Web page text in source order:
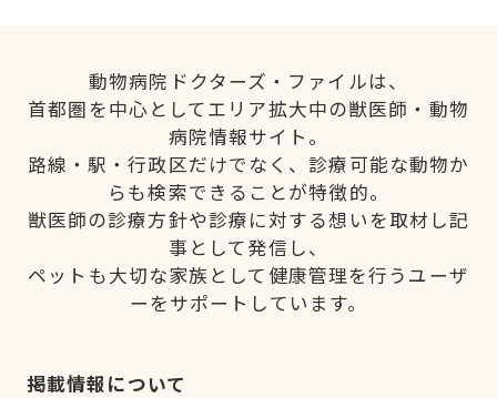
動物病院ドクターズ・ファイルは、
首都圏を中心としてエリア拡大中の獣医師・動物
病院情報サイト。
路線・駅・行政区だけでなく、診療可能な動物か
らも検索できることが特徴的。
獣医師の診療方針や診療に対する想いを取材し記
事として発信し、
ペットも大切な家族として健康管理を行うユーザ
ーをサポートしています。
掲載情報について